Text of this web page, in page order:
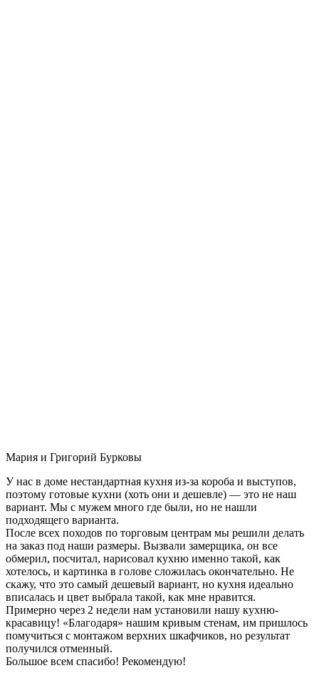
Мария и Григорий Бурковы
У нас в доме нестандартная кухня из-за короба и выступов,
поэтому готовые кухни (хоть они и дешевле) — это не наш
вариант. Мы с мужем много где были, но не нашли
подходящего варианта.
После всех походов по торговым центрам мы решили делать
на заказ под наши размеры. Вызвали замерщика, он все
обмерил, посчитал, нарисовал кухню именно такой, как
хотелось, и картинка в голове сложилась окончательно. Не
скажу, что это самый дешевый вариант, но кухня идеально
вписалась и цвет выбрала такой, как мне нравится.
Примерно через 2 недели нам установили нашу кухню-
красавицу! «Благодаря» нашим кривым стенам, им пришлось
помучиться с монтажом верхних шкафчиков, но результат
получился отменный.
Большое всем спасибо! Рекомендую!